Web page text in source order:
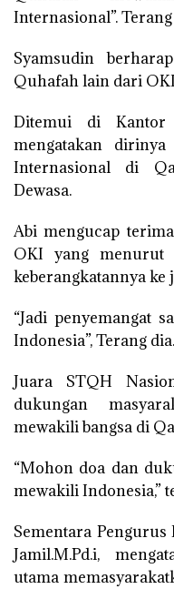
Internasional”.
Syamsudin
Quhafah lain dari
Ditemui di
mengatakan
Internasional di
Dewasa.
Abi mengucap
OKI yang menurut
keberangkatannya ke
“Jadi penyemangat
Indonesia”, Terang dia.
Juara STQH
dukungan
mewakili bangsa di
“Mohon doa dan
mewakili Indonesia,”
Sementara
Jamil.M.Pd.i,
utama